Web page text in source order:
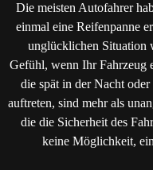
Die meisten Autofahrer
einmal eine Reifenpanne
unglücklichen Situation
Gefühl, wenn Ihr Fahrzeug
die spät in der Nacht
auftreten, sind mehr als
die die Sicherheit des
keine Möglichkeit,